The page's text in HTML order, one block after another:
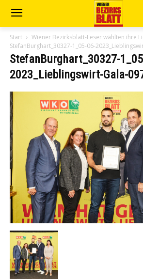
Start
Wiener Bezirksblatt-Leser wählten ihre
StefanBurghart_30327-1_05-06-
StefanBurghart_30327-
2023_Lieblingswirt-Gala-